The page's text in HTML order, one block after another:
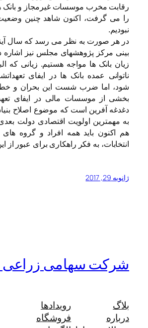
رقابت مخرب موسسات غیرمجاز و بانک
را می گرفت، اکنون شاهد چنین
نبودیم.
در هر صورت به نظر می رسد که سال
بینی مرکز پژوهشهای مجلس نیز اشاره
زیان بانک ها مواجه هستیم. زیانی که
ناتوانی عمده بانک ها در ایفای
شود، اما ضرب شست این بحران و خطر
بخشی از موسسات مالی در ایفای
دغدغه آفرین است که موضوع اصلاح
به مهمترین اولویت اقتصادی دولت بعدی
هم اکنون باید همه افراد و گروه
انتخابات، به فکر راهکاری برای عبور از
ژانویه 29, 2017
شرکت سهامی زراعی
بلاگ
درباره
رویدادها
فروشگاه